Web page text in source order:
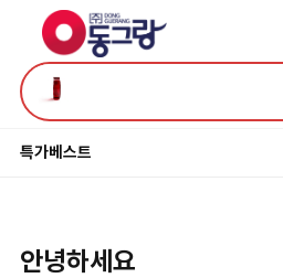
특가베스트
안녕하세요